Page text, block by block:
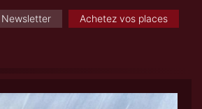
Newsletter Achetez vos places